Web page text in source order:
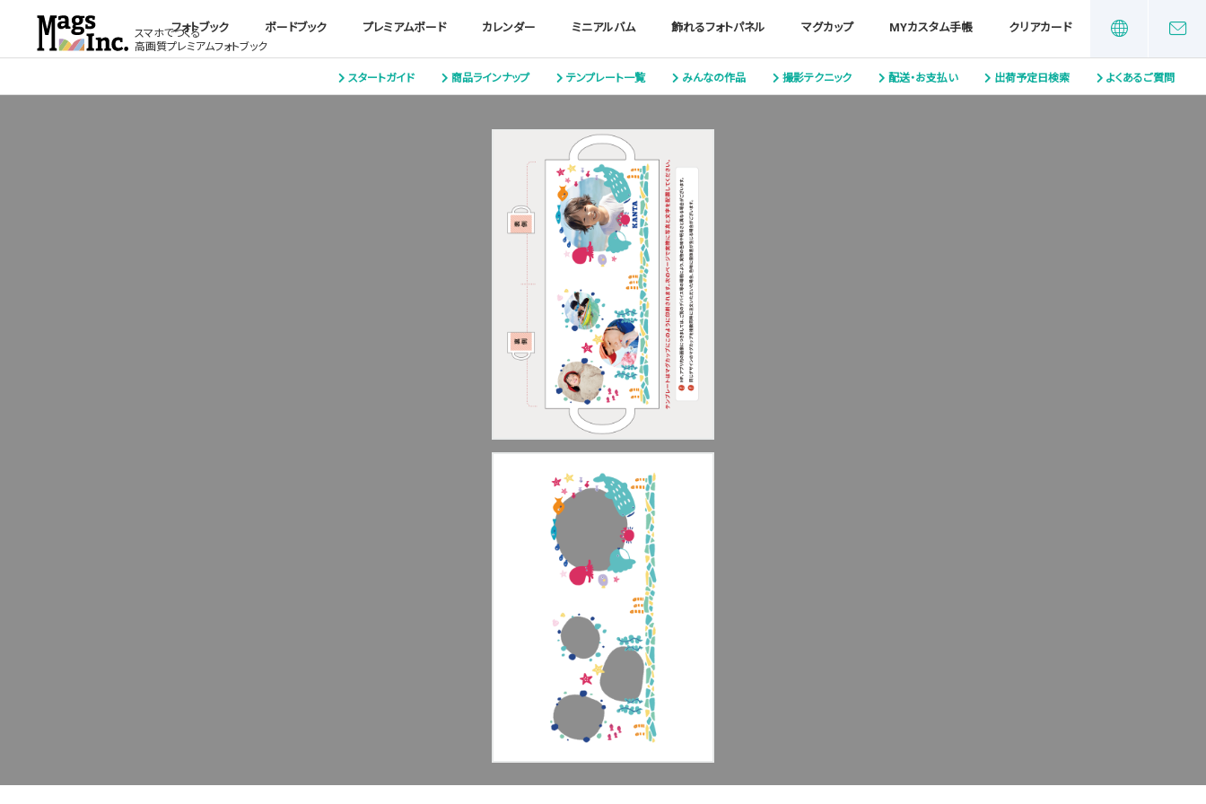
スマホでつくる
高画質プレミアムフォトブック
フォトブック ボードブック プレミアムボード カレンダー ミニアルバム 飾れるフォトパネル マグカップ MYカスタム手帳 クリアカード
スタートガイド 商品ラインナップ テンプレート一覧 みんなの作品 撮影テクニック 配送・お支払い 出荷予定日検索 よくあるご質問